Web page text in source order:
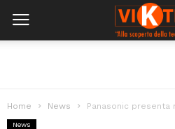
Home News Panasonic presenta
News